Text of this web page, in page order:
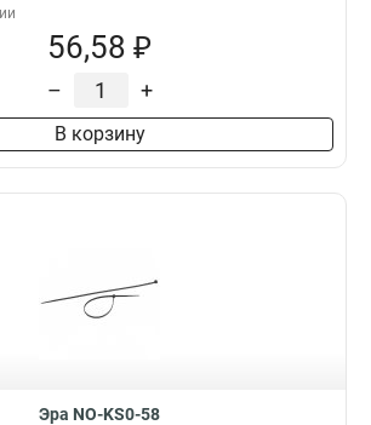
56,58 ₽
– +
В корзину
Эра NO-KS0-58